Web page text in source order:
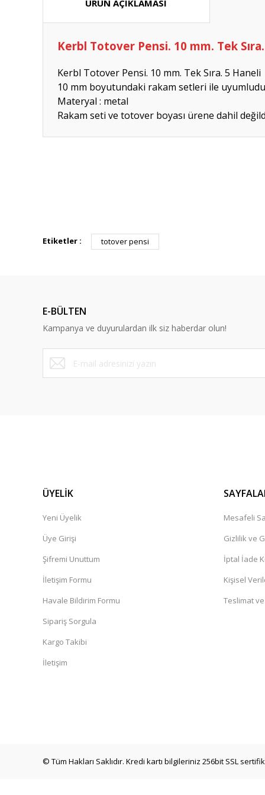
ÜRÜN AÇIKLAMASI
Kerbl Totover Pensi. 10 mm. Tek
Kerbl Totover Pensi. 10 mm. Tek Sıra. 5 Haneli
10 mm boyutundaki rakam setleri ile
Materyal : metal
Rakam seti ve totover boyası ürene dahil
Etiketler : totover pensi
E-BÜLTEN
Kampanya ve duyurulardan ilk siz haberdar olun!
ÜYELİK
Yeni Üyelik
Üye Girişi
Şifremi Unuttum
İletişim Formu
Havale Bildirim Formu
Sipariş Sorgula
Kargo Takibi
İletişim
Mesafeli
Gizlilik ve
İptal İade
Kişisel
Teslimat
© Tüm Hakları Saklıdır. Kredi kartı bilgileriniz 256bit SSL